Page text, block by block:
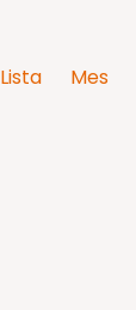
de
Lista Mes